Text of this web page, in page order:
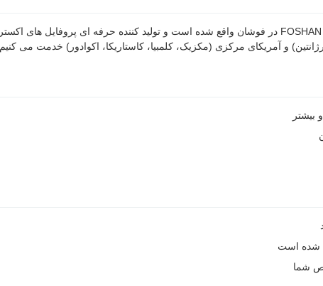
و آمریکای مرکزی (مکزیک، کلمبیا، کاستاریکا، اکوادور) خدمت می کنیم.
بیشتر